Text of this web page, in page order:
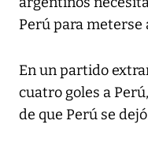
Perú para meterse
En un partido
cuatro goles a
de que Perú se